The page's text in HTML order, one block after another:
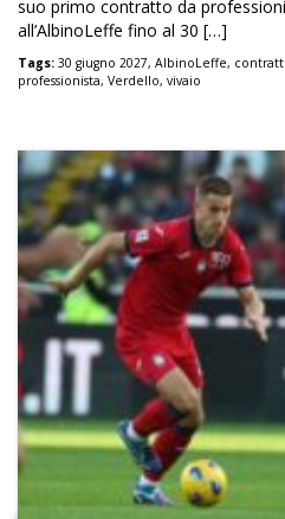
suo primo contratto da
all’AlbinoLeffe fino al 30 […]
Tags: 30 giugno 2027, AlbinoLeffe,
professionista, Verdello, vivaio